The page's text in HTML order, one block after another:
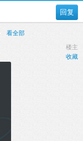
回复
看全部
楼主
收藏